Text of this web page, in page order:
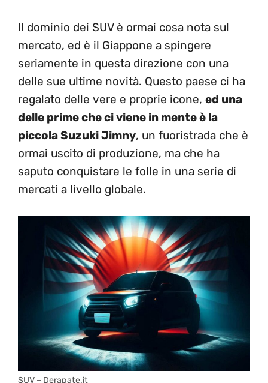
Il dominio dei SUV è ormai cosa nota sul
mercato, ed è il Giappone a spingere
seriamente in questa direzione con una
delle sue ultime novità. Questo paese ci ha
regalato delle vere e proprie icone, ed una
delle prime che ci viene in mente è la
piccola Suzuki Jimny, un fuoristrada che è
ormai uscito di produzione, ma che ha
saputo conquistare le folle in una serie di
mercati a livello globale.
SUV – Derapate.it